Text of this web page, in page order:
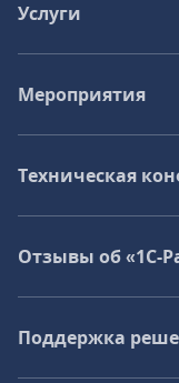
Услуги
Мероприятия
Техническая
Отзывы об «1С-
Поддержка